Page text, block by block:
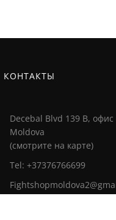
КОНТАКТЫ
Decebal Blvd 139 B,
Moldova
(смотрите на карте)
Tel: +37376766699